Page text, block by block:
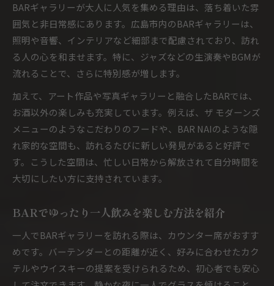
BARギャラリーが大人に人気を集める理由は、落ち着いた雰
囲気と非日常感にあります。広島市内のBARギャラリーは、
照明や音響、インテリアなど細部まで配慮されており、訪れ
る人の心を和ませます。特に、ジャズなどの生演奏やBGMが
流れることで、さらに特別感が増します。
加えて、アート作品や写真ギャラリーと融合したBARでは、
お酒以外の楽しみも充実しています。例えば、ザ モダーンズ
メニューのようなこだわりのフードや、BAR NAIのような隠
れ家的な空間も、訪れるたびに新しい発見があると好評で
す。こうした空間は、忙しい日常から解放されて自分時間を
大切にしたい方に支持されています。
BARでゆったり一人飲みを楽しむ方法を紹介
一人でBARギャラリーを訪れる際は、カウンター席がおすす
めです。バーテンダーとの距離が近く、好みに合わせたカク
テルやウイスキーの提案を受けられるため、初心者でも安心